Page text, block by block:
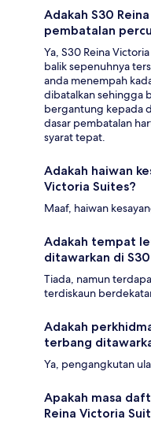
Adakah S30
pembatalan
Ya, S30 Reina
balik sepenuhnya
anda menempah
dibatalkan sehingga
bergantung kepada
dasar pembatalan
syarat tepat.
Adakah haiwan
Victoria Suites?
Maaf, haiwan
Adakah tempat
ditawarkan di
Tiada, namun
terdiskaun
Adakah
terbang
Ya, pengangkutan
Apakah masa
Reina Victoria